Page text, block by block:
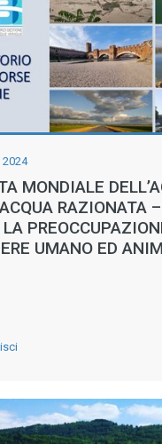
ad
rete
DELL’ACQUA,
VIA
AD
NUOVO
DI
RICERCA
PER
L’AGRICOLTURA
MONDIALE
RAZIONATA
LA
UMANO ED
-
MONDIALE
DELL’ACQUA: